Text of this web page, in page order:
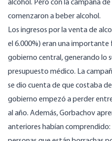
alcohol. Pero con la campaña
comenzaron a beber alcohol.
Los ingresos por la venta de
el 6.000%) eran una importante
gobierno central, generando lo
presupuesto médico. La
se dio cuenta de que costaba
gobierno empezó a perder
al año. Además, Gorbachov
anteriores habían comprendido: